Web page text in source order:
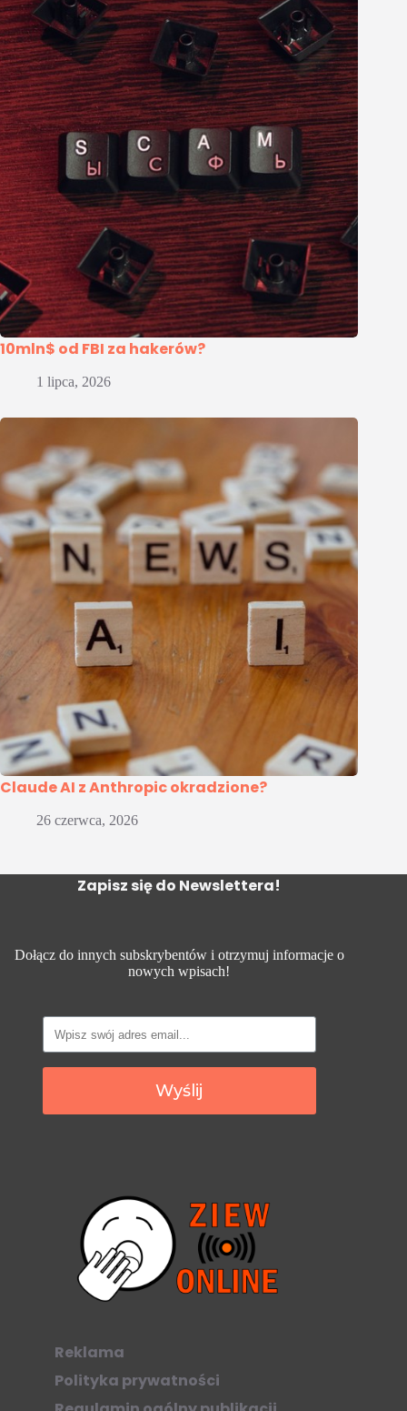
10mln$ od FBI za hakerów?
1 lipca, 2026
Claude AI z Anthropic okradzione?
26 czerwca, 2026
Zapisz się do Newslettera!
Dołącz do innych subskrybentów i otrzymuj informacje o
nowych wpisach!
Wyślij
Reklama
Polityka prywatności